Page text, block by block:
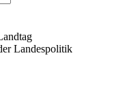
Landespolitik